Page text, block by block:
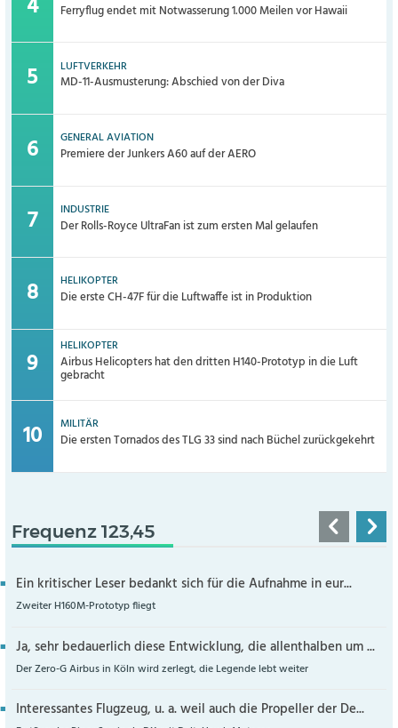
Ferryflug endet mit Notwasserung 1.000 Meilen vor Hawaii
LUFTVERKEHR
MD-11-Ausmusterung: Abschied von der Diva
GENERAL AVIATION
Premiere der Junkers A60 auf der AERO
INDUSTRIE
Der Rolls-Royce UltraFan ist zum ersten Mal gelaufen
HELIKOPTER
Die erste CH-47F für die Luftwaffe ist in Produktion
HELIKOPTER
Airbus Helicopters hat den dritten H140-Prototyp in die Luft
gebracht
MILITÄR
Die ersten Tornados des TLG 33 sind nach Büchel zurückgekehrt
Frequenz 123,45
Ein kritischer Leser bedankt sich für die Aufnahme in eur...
Zweiter H160M-Prototyp fliegt
Ja, sehr bedauerlich diese Entwicklung, die allenthalben um ...
Der Zero-G Airbus in Köln wird zerlegt, die Legende lebt weiter
Interessantes Flugzeug, u. a. weil auch die Propeller der De...